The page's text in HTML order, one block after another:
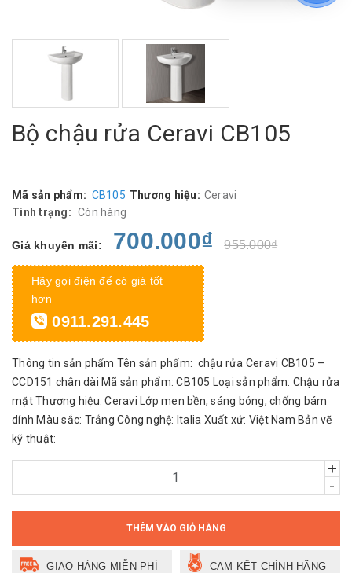
Bộ chậu rửa Ceravi CB105
Mã sản phẩm: CB105 Thương hiệu: Ceravi
Tình trạng: Còn hàng
Giá khuyến mãi: 700.000₫ 955.000₫
Hãy gọi điện để có giá tốt
hơn
0911.291.445
Thông tin sản phẩm Tên sản phẩm: chậu rửa Ceravi CB105 –
CCD151 chân dài Mã sản phẩm: CB105 Loại sản phẩm: Chậu rửa
mặt Thương hiệu: Ceravi Lớp men bền, sáng bóng, chống bám
dính Màu sắc: Trắng Công nghệ: Italia Xuất xứ: Việt Nam Bản vẽ
kỹ thuật:
+
-
THÊM VÀO GIỎ HÀNG
GIAO HÀNG MIỄN PHÍ CAM KẾT CHÍNH HÃNG